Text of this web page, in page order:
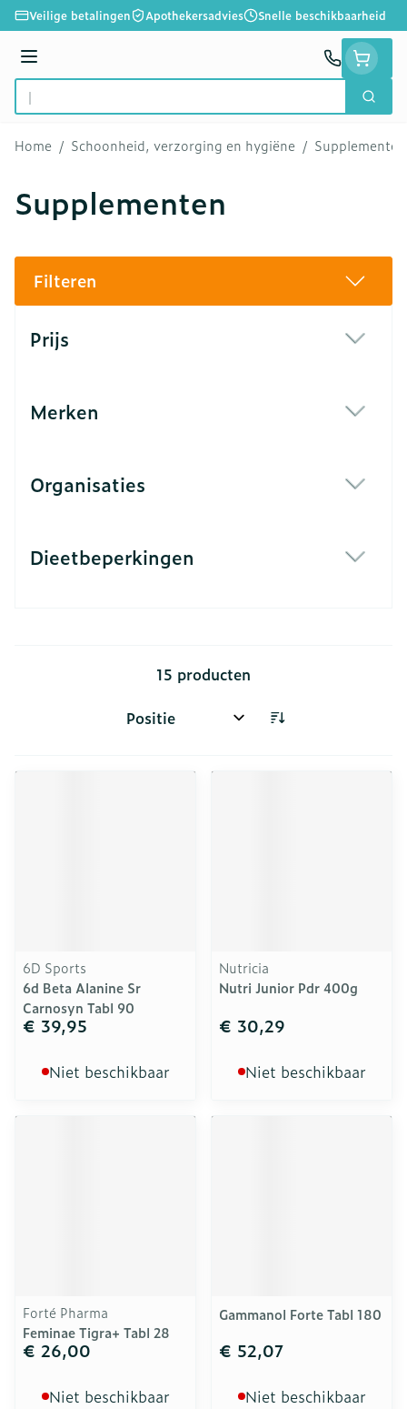
Ga naar de inhoud
Veilige betalingen Apothekersadvies Snelle beschikbaarheid
Menu
Product, merk, categorie...
Zoek
Home / Schoonheid, verzorging en hygiëne / Supplementen
Supplementen
Filteren
Prijs
Merken
Organisaties
Dieetbeperkingen
15 producten
Sorteer op:
6D Sports
6d Beta Alanine Sr
Carnosyn Tabl 90
€ 39,95
Niet beschikbaar
Nutricia
Nutri Junior Pdr 400g
€ 30,29
Niet beschikbaar
Forté Pharma
Feminae Tigra+ Tabl 28
€ 26,00
Niet beschikbaar
Gammanol Forte Tabl 180
€ 52,07
Niet beschikbaar